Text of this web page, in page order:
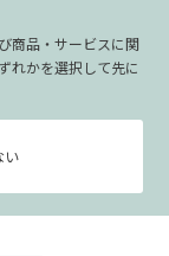
ていただきます。
な確認や連絡をする
切に対応をするた
内や提案または各種
に応じたご案内・ご
商品・サービスに関
れかを選択して先に
い